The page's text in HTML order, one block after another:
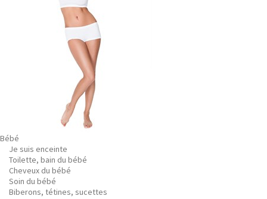
Bébé
Je suis enceinte
Toilette, bain du bébé
Cheveux du bébé
Soin du bébé
Biberons, tétines, sucettes